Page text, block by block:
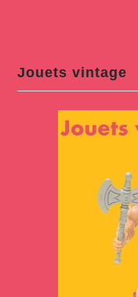
Jouets vintage